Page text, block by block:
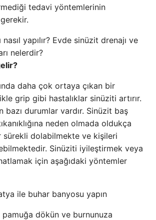
tedavi yöntemlerinin
daha çok ortaya çıkan bir
grip gibi hastalıklar sinüziti artırır.
bazı durumlar vardır. Sinüzit baş
neden olmada oldukça
sürekli dolabilmekte ve kişileri
Sinüziti iyileştirmek veya
için aşağıdaki yöntemler
ile buhar banyosu yapın
pamuğa dökün ve burnunuza